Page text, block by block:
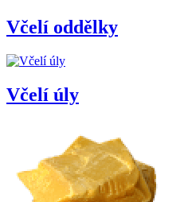
Včelí oddělky
Včelí úly